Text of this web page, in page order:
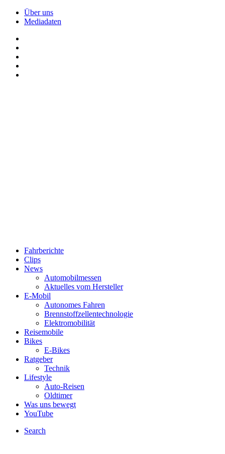
Über uns
Mediadaten
Fahrberichte
Clips
News
Automobilmessen
Aktuelles vom Hersteller
E-Mobil
Autonomes Fahren
Brennstoffzellentechnologie
Elektromobilität
Reisemobile
Bikes
E-Bikes
Ratgeber
Technik
Lifestyle
Auto-Reisen
Oldtimer
Was uns bewegt
YouTube
Search